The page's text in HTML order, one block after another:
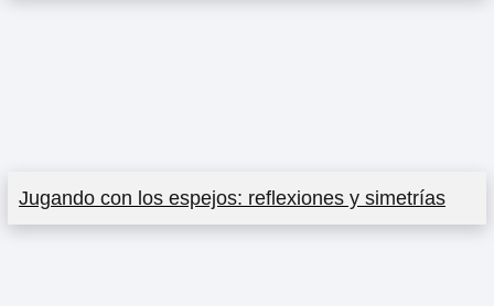
Jugando con los espejos: reflexiones y simetrías